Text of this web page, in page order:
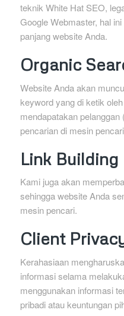
teknik White Hat SEO,
Google Webmaster, hal
panjang website Anda.
Organic
Website Anda akan
keyword yang di ketik
mendapatakan
pencarian di mesin
Link Building
Kami juga akan
sehingga website Anda
mesin pencari.
Client
Kerahasiaan
informasi selama
menggunakan informasi
pribadi atau keuntungan